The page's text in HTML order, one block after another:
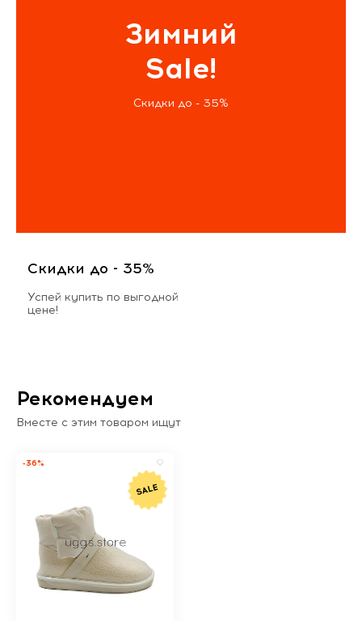
Зимний
Sale!
Скидки до - 35%
Скидки до - 35%
Успей купить по выгодной
цене!
Рекомендуем
Вместе с этим товаром ищут
-36%